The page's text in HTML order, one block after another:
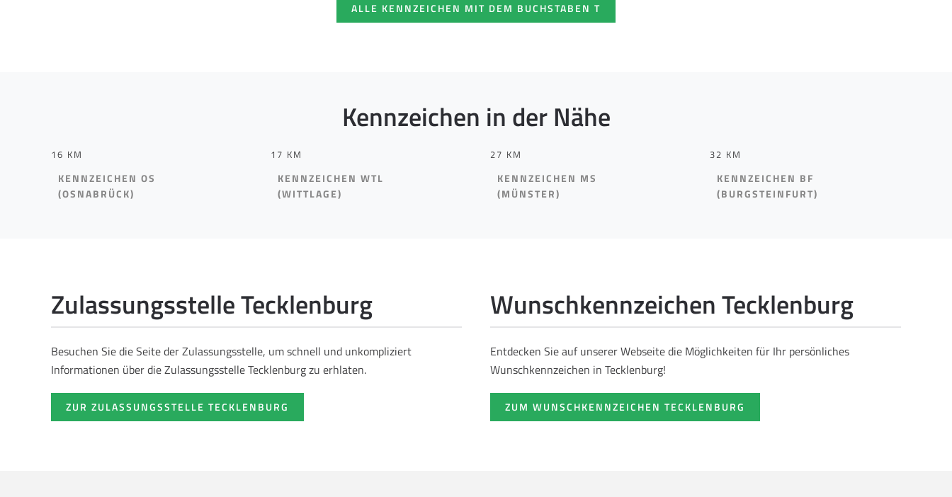
ALLE KENNZEICHEN MIT DEM BUCHSTABEN T
Kennzeichen in der Nähe
16 KM
KENNZEICHEN OS
(OSNABRÜCK)
17 KM
KENNZEICHEN WTL
(WITTLAGE)
27 KM
KENNZEICHEN MS
(MÜNSTER)
32 KM
KENNZEICHEN BF
(BURGSTEINFURT)
Zulassungsstelle Tecklenburg
Besuchen Sie die Seite der Zulassungsstelle, um schnell und unkompliziert
Informationen über die Zulassungsstelle Tecklenburg zu erhlaten.
ZUR ZULASSUNGSSTELLE TECKLENBURG
Wunschkennzeichen Tecklenburg
Entdecken Sie auf unserer Webseite die Möglichkeiten für Ihr persönliches
Wunschkennzeichen in Tecklenburg!
ZUM WUNSCHKENNZEICHEN TECKLENBURG